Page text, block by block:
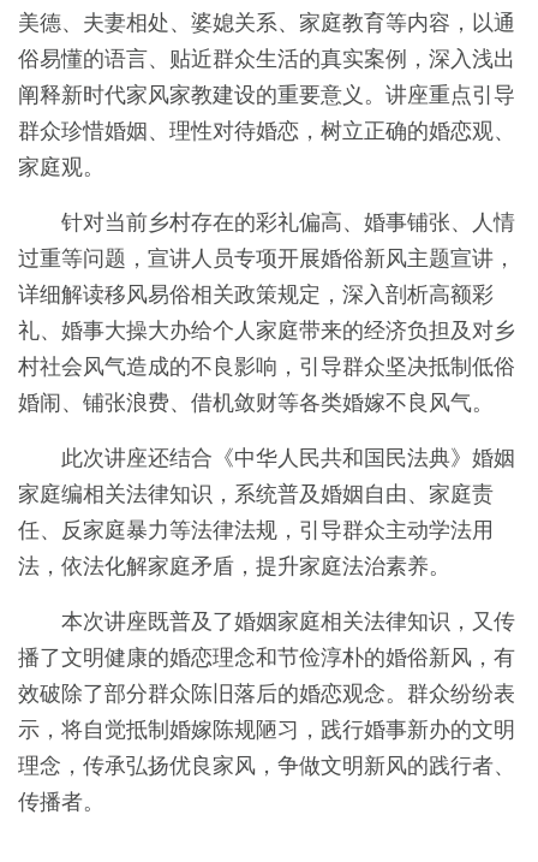
美德、夫妻相处、婆媳关系、家庭教育等内容，以通
俗易懂的语言、贴近群众生活的真实案例，深入浅出
阐释新时代家风家教建设的重要意义。讲座重点引导
群众珍惜婚姻、理性对待婚恋，树立正确的婚恋观、
家庭观。
针对当前乡村存在的彩礼偏高、婚事铺张、人情
过重等问题，宣讲人员专项开展婚俗新风主题宣讲，
详细解读移风易俗相关政策规定，深入剖析高额彩
礼、婚事大操大办给个人家庭带来的经济负担及对乡
村社会风气造成的不良影响，引导群众坚决抵制低俗
婚闹、铺张浪费、借机敛财等各类婚嫁不良风气。
此次讲座还结合《中华人民共和国民法典》婚姻
家庭编相关法律知识，系统普及婚姻自由、家庭责
任、反家庭暴力等法律法规，引导群众主动学法用
法，依法化解家庭矛盾，提升家庭法治素养。
本次讲座既普及了婚姻家庭相关法律知识，又传
播了文明健康的婚恋理念和节俭淳朴的婚俗新风，有
效破除了部分群众陈旧落后的婚恋观念。群众纷纷表
示，将自觉抵制婚嫁陈规陋习，践行婚事新办的文明
理念，传承弘扬优良家风，争做文明新风的践行者、
传播者。